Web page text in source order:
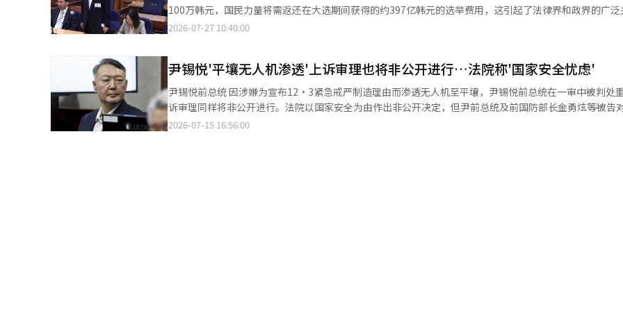
执政党国民力量面临财政危机。如果最高法院确认判决，国民力量将需向中央选举管理委员会返还在大选
397亿韩元的选举费用。 截至今年2月，国民力量的总资产已超过1300亿韩元。如果必须返还全部选举费用，将对党
需要出售位于首尔汝矣岛的党部大楼。 根据公职选举法，若总统候选人当选或获得超过15%的得票率，选举管理委
员会将全额补偿选举费用。但若被判处100万韩元以上的无效当选刑罚，政党需全额返还。 ※ 本报道经人工
（AI）系统翻译与编辑。
为在回报方面对金英善前国民力量议员的提名施加了影响。 然而，法庭认为其余44次民调并未直接由名太均提供，
因此无法断定是根据与尹锡悦夫妇的协议提供的。 此次判决与金建熙因同样的指控被单独起诉并在一审和二审中被判
无罪的情况相悖。这些法庭认为名太均在没有事先委托或协商的情况下，单方面提供了民调，以扩大其经营
100万韩元，国民力量将需返还在大选期间获得的约397亿韩元的选举费用，这引起了法律界和政界的广泛关
日，首尔中央地方法院刑事合议21部（法官赵顺杓）将在下午2时举行尹锡悦公职选举法违犯案的一审宣判
师，且与金建熙女士并未见过面”，因此于去年12月被提起公诉。 负责相关调查的特别检察官团队认为，尹前总统
实际上确实向尹宇镇介绍了律师，并且与金振宇的关系持续了超过10年。 在上个月的结案公判中，特别检察官团队
表示：“通过发布虚假信息，尹前总统在大选中获得了优势”，因此请求判处其2年监禁。相对而言，尹
则主张：“只是根据记忆回答问题，并非故意传播虚假信息”，请求无罪判决。 根据公职选举法，如果判决结果为超
过100万韩元的罚金，国民力量将需向中央选举管理委员会返还397亿韩元的选举费用。 截至今年2月，国民力量的总
2026-07-27 10:40:00
尹锡悦'平壤无人机渗透'上诉审理也将非公开进行…法院称'国家安全忧虑'
尹锡悦前总统 因涉嫌为宣布12·3紧急戒严制造理由而渗透无人机至平壤，尹锡悦前总统在一审中被判处重刑，其上
诉审理同样将非公开进行。法院以国家安全为由作出非公开决定，但尹前总统及前国防部长金勇炫等被告
对，要求公开审判。 15日，首尔高等法院刑事第一部（首席法官尹成植）召开了因一般叛国及职权滥用等罪名被起
2026-07-15 16:56:00